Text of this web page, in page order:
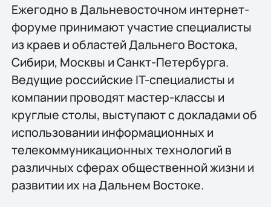
Ежегодно в Дальневосточном интернет-
форуме принимают участие специалисты
из краев и областей Дальнего Востока,
Сибири, Москвы и Санкт-Петербурга.
Ведущие российские IT-специалисты и
компании проводят мастер-классы и
круглые столы, выступают с докладами об
использовании информационных и
телекоммуникационных технологий в
различных сферах общественной жизни и
развитии их на Дальнем Востоке.